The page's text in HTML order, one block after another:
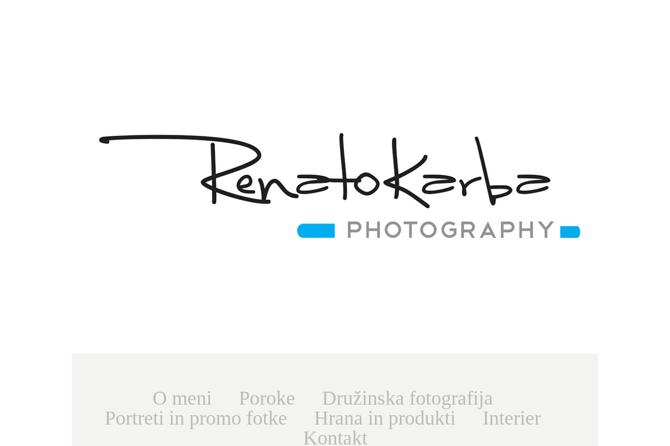
O meni Poroke
Družinska fotografija
Portreti in promo fotke
Hrana in produkti
Interier
Kontakt